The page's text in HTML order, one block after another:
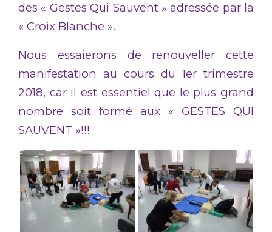
des « Gestes Qui Sauvent » adressée par la
« Croix Blanche ».
Nous essaierons de renouveller cette
manifestation au cours du 1er trimestre
2018, car il est essentiel que le plus grand
nombre soit formé aux « GESTES QUI
SAUVENT »!!!